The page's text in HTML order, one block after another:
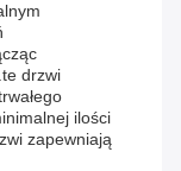
drzwi
ilości
zapewniają